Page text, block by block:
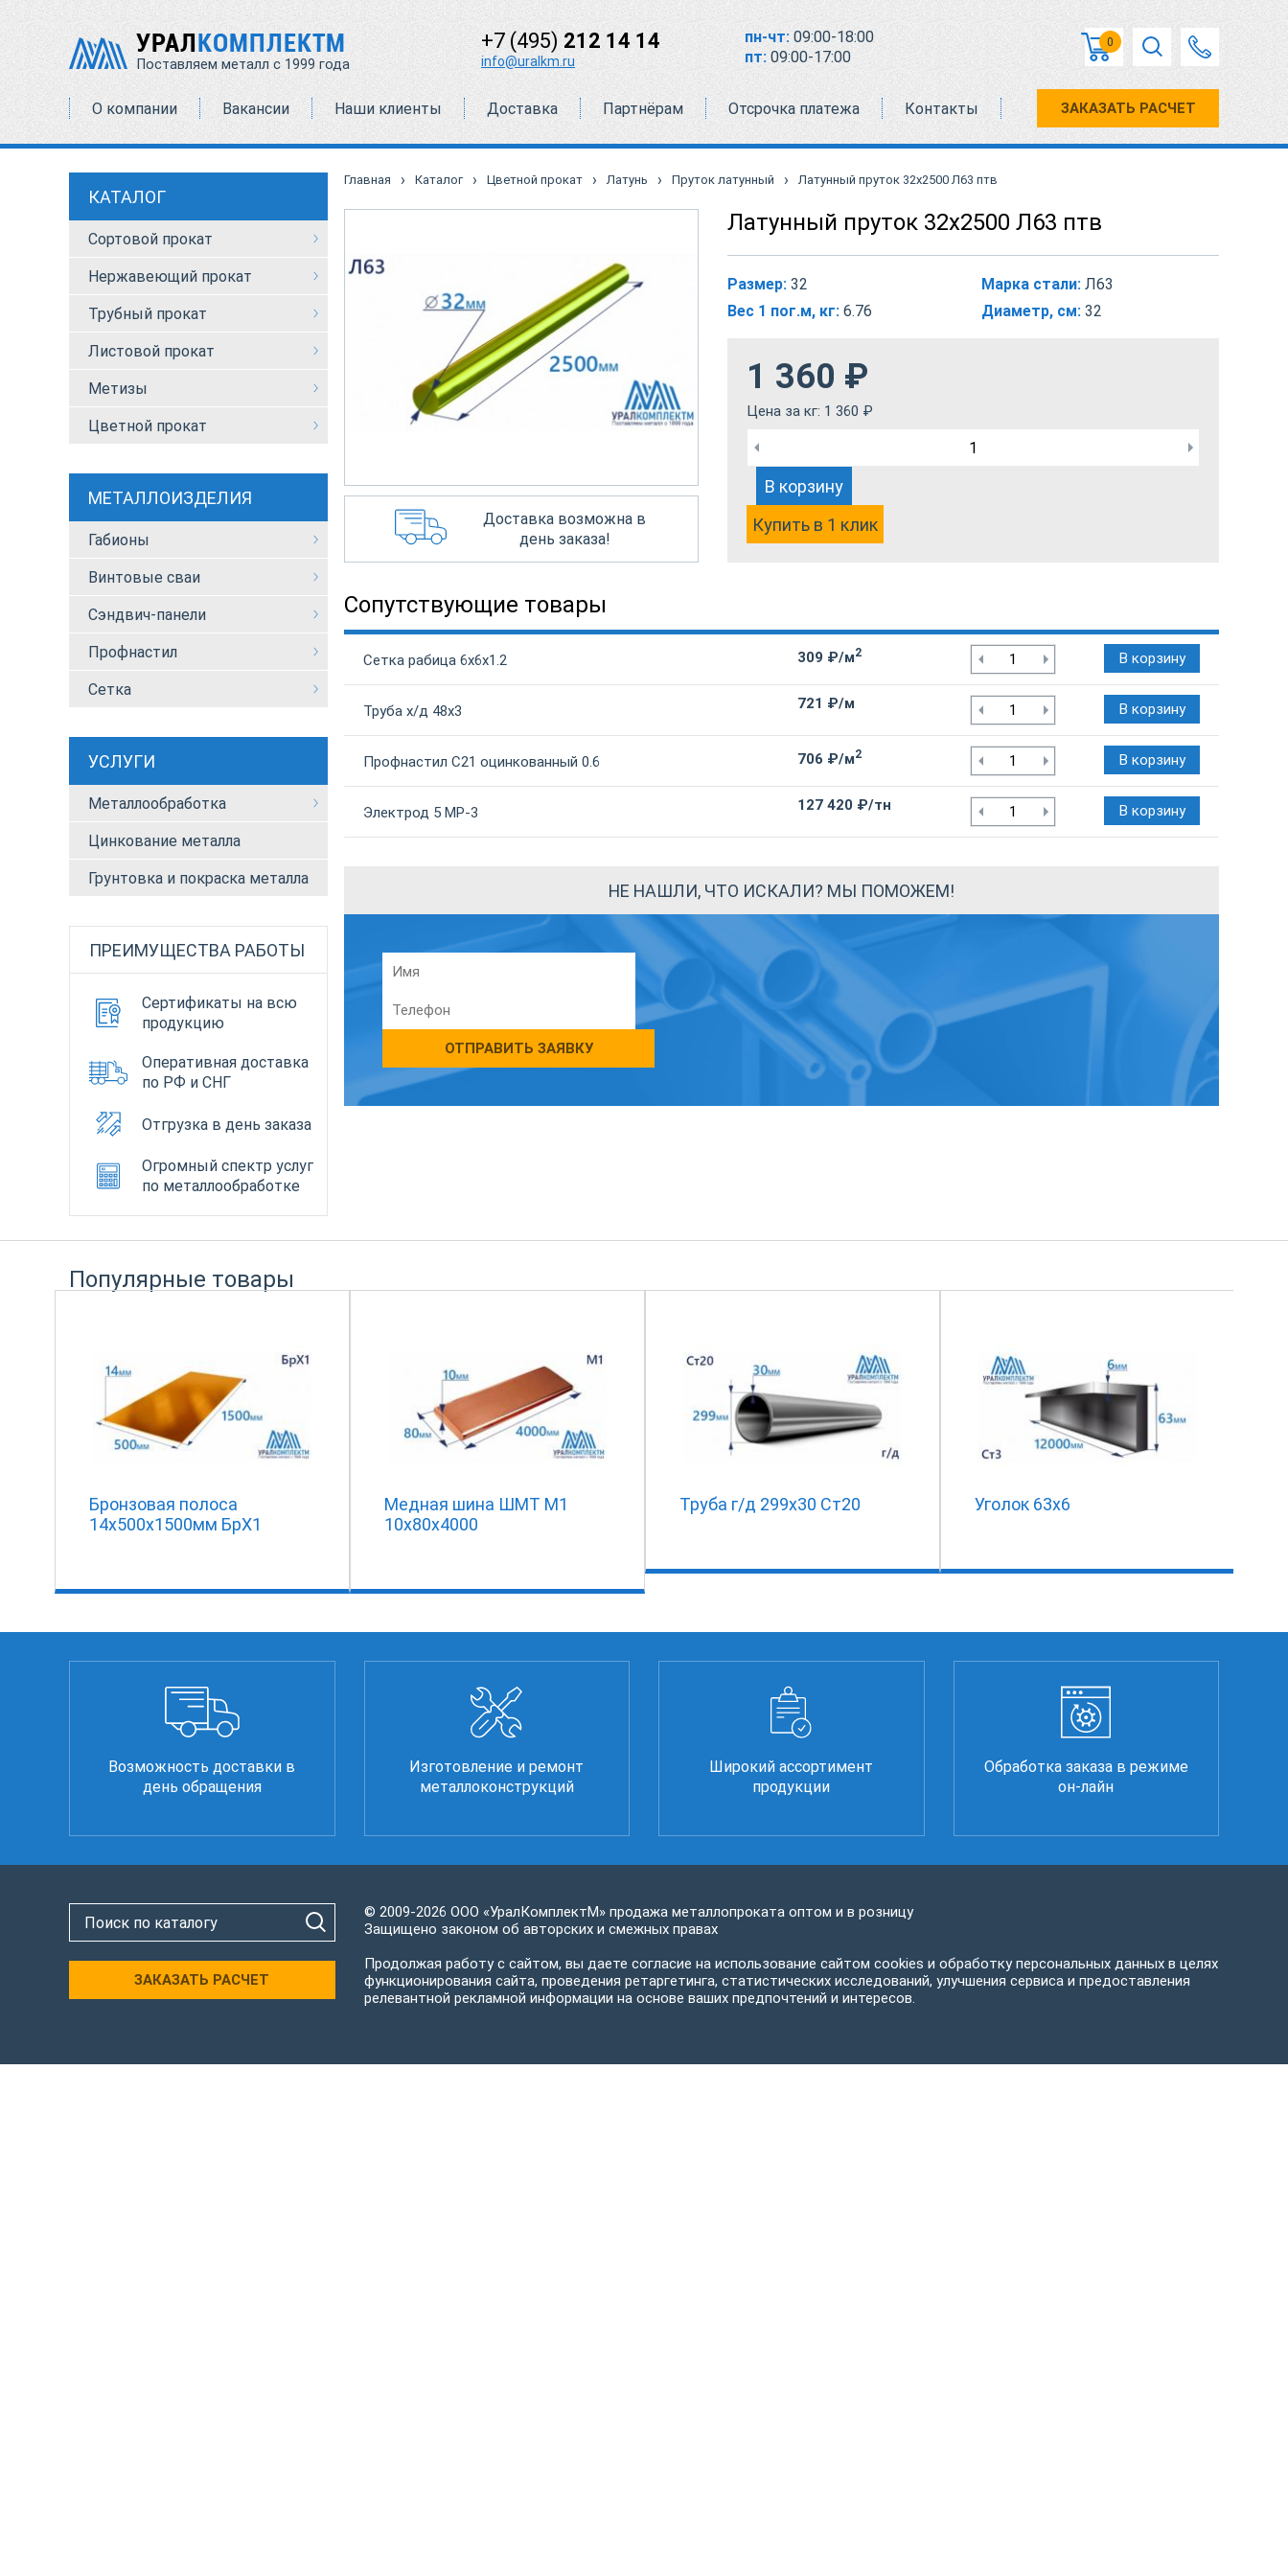
УРАЛКОМПЛЕКТМ
Поставляем металл с 1999 года
+7 (495) 212 14 14
info@uralkm.ru
пн-чт: 09:00-18:00
пт: 09:00-17:00
0
О компании Вакансии Наши клиенты Доставка Партнёрам Отсрочка платежа Контакты ЗАКАЗАТЬ РАСЧЕТ
КАТАЛОГ
Сортовой прокат
Нержавеющий прокат
Трубный прокат
Листовой прокат
Метизы
Цветной прокат
МЕТАЛЛОИЗДЕЛИЯ
Габионы
Винтовые сваи
Сэндвич-панели
Профнастил
Сетка
УСЛУГИ
Металлообработка
Цинкование металла
Грунтовка и покраска металла
ПРЕИМУЩЕСТВА РАБОТЫ
Сертификаты на всю
продукцию
Оперативная доставка
по РФ и СНГ
Отгрузка в день заказа
Огромный спектр услуг
по металлообработке
Главная › Каталог › Цветной прокат › Латунь › Пруток латунный › Латунный пруток 32х2500 Л63 птв
Доставка возможна в
день заказа!
Латунный пруток 32х2500 Л63 птв
Размер: 32
Вес 1 пог.м, кг: 6.76
Марка стали: Л63
Диаметр, см: 32
1 360 ₽
Цена за кг: 1 360 ₽
В корзину
Купить в 1 клик
Сопутствующие товары
Сетка рабица 6х6х1.2 309 ₽/м2 В корзину
Труба х/д 48х3 721 ₽/м В корзину
Профнастил С21 оцинкованный 0.6 706 ₽/м2 В корзину
Электрод 5 МР-3 127 420 ₽/тн В корзину
НЕ НАШЛИ, ЧТО ИСКАЛИ? МЫ ПОМОЖЕМ!
ОТПРАВИТЬ ЗАЯВКУ
Популярные товары
Бронзовая полоса
14x500x1500мм БрХ1
Медная шина ШМТ М1
10х80х4000
Труба г/д 299х30 Ст20 Уголок 63х6
Возможность доставки в
день обращения
Изготовление и ремонт
металлоконструкций
Широкий ассортимент
продукции
Обработка заказа в режиме
он-лайн
ЗАКАЗАТЬ РАСЧЕТ
© 2009-2026 ООО «УралКомплектМ» продажа металлопроката оптом и в розницу
Защищено законом об авторских и смежных правах
Продолжая работу с сайтом, вы даете согласие на использование сайтом cookies и обработку персональных данных в целях
функционирования сайта, проведения ретаргетинга, статистических исследований, улучшения сервиса и предоставления
релевантной рекламной информации на основе ваших предпочтений и интересов.